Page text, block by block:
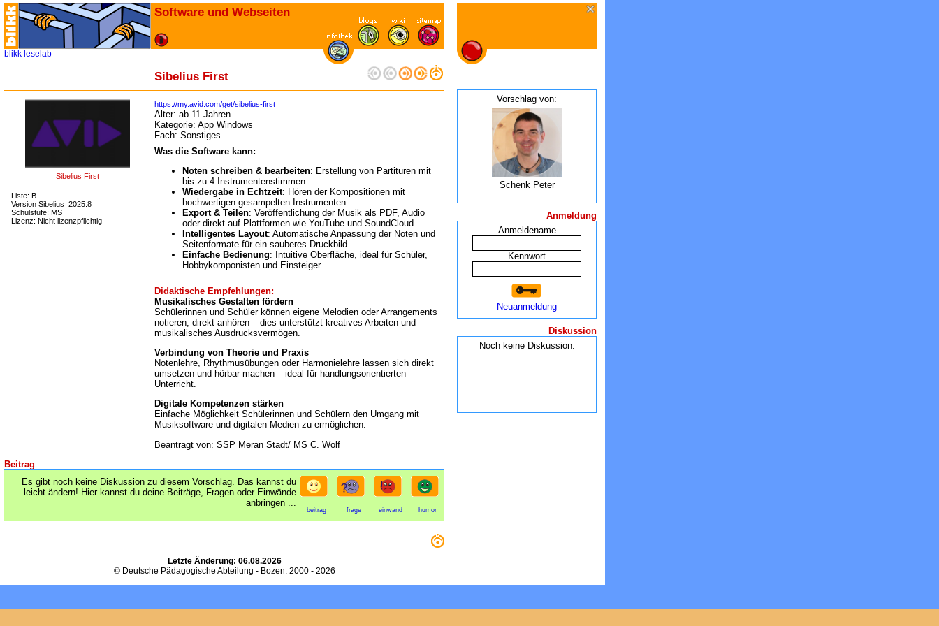
Software und Webseiten
blikk leselab
Sibelius First
Sibelius First
Liste: B
Version Sibelius_2025.8
Schulstufe: MS
Lizenz: Nicht lizenzpflichtig
https://my.avid.com/get/sibelius-first
Alter: ab 11 Jahren
Kategorie: App Windows
Fach: Sonstiges
Was die Software kann:
Noten schreiben & bearbeiten: Erstellung von Partituren mit
bis zu 4 Instrumentenstimmen.
Wiedergabe in Echtzeit: Hören der Kompositionen mit
hochwertigen gesampelten Instrumenten.
Export & Teilen: Veröffentlichung der Musik als PDF, Audio
oder direkt auf Plattformen wie YouTube und SoundCloud.
Intelligentes Layout: Automatische Anpassung der Noten und
Seitenformate für ein sauberes Druckbild.
Einfache Bedienung: Intuitive Oberfläche, ideal für Schüler,
Hobbykomponisten und Einsteiger.
Didaktische Empfehlungen:
Musikalisches Gestalten fördern
Schülerinnen und Schüler können eigene Melodien oder Arrangements
notieren, direkt anhören – dies unterstützt kreatives Arbeiten und
musikalisches Ausdrucksvermögen.
Verbindung von Theorie und Praxis
Notenlehre, Rhythmusübungen oder Harmonielehre lassen sich direkt
umsetzen und hörbar machen – ideal für handlungsorientierten
Unterricht.
Digitale Kompetenzen stärken
Einfache Möglichkeit Schülerinnen und Schülern den Umgang mit
Musiksoftware und digitalen Medien zu ermöglichen.
Beantragt von: SSP Meran Stadt/ MS C. Wolf
Beitrag
Es gibt noch keine Diskussion zu diesem Vorschlag. Das kannst du
leicht ändern! Hier kannst du deine Beiträge, Fragen oder Einwände
anbringen ...
beitrag frage einwand humor
Letzte Änderung: 06.08.2026
© Deutsche Pädagogische Abteilung - Bozen. 2000 - 2026
Vorschlag von:
Schenk Peter
Anmeldung
Anmeldename
Kennwort
Neuanmeldung
Diskussion
Noch keine Diskussion.